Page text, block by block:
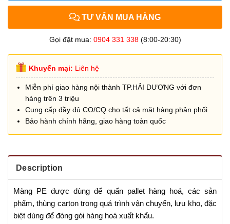
TƯ VẤN MUA HÀNG
Gọi đặt mua: 0904 331 338(8:00-20:30)
Khuyến mại: Liên hệ
Miễn phí giao hàng nội thành TP.HẢI DƯƠNG với đơn
hàng trên 3 triệu
Cung cấp đầy đủ CO/CQ cho tất cả mặt hàng phân phối
Bảo hành chính hãng, giao hàng toàn quốc
Description
Màng PE được dùng để quấn pallet hàng hoá, các sản
phẩm, thùng carton trong quá trình vận chuyển, lưu kho, đặc
biệt dùng để đóng gói hàng hoá xuất khẩu.